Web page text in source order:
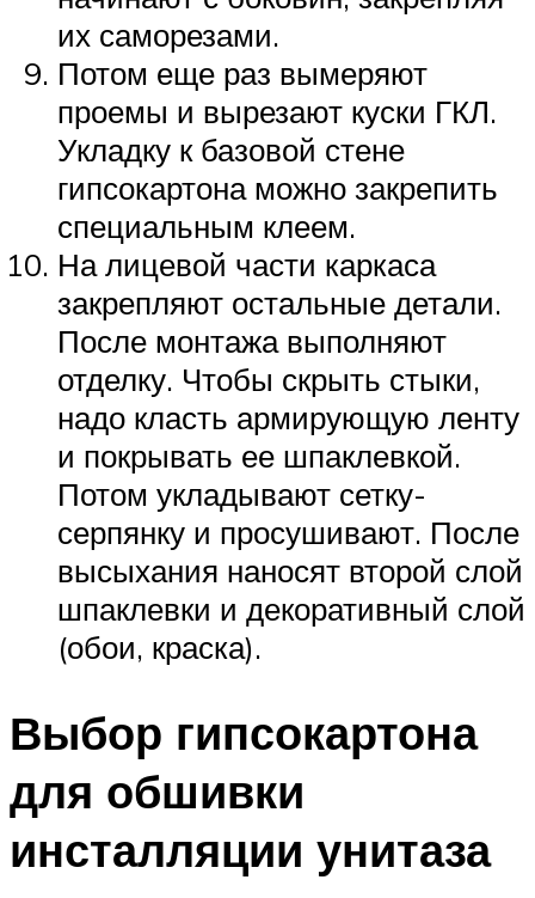
их саморезами.
Потом еще раз вымеряют
проемы и вырезают куски ГКЛ.
Укладку к базовой стене
гипсокартона можно закрепить
специальным клеем.
На лицевой части каркаса
закрепляют остальные детали.
После монтажа выполняют
отделку. Чтобы скрыть стыки,
надо класть армирующую ленту
и покрывать ее шпаклевкой.
Потом укладывают сетку-
серпянку и просушивают. После
высыхания наносят второй слой
шпаклевки и декоративный слой
(обои, краска).
Выбор гипсокартона
для обшивки
инсталляции унитаза